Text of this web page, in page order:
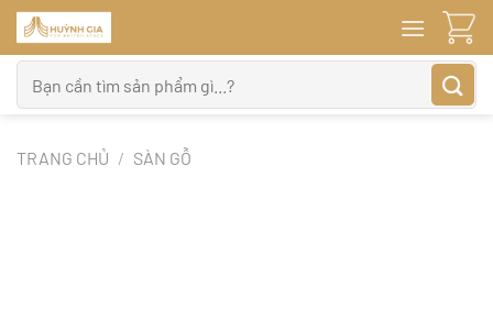
Bỏ
qua
nội
dung
kiếm:
TRANG CHỦ / SÀN GỖ